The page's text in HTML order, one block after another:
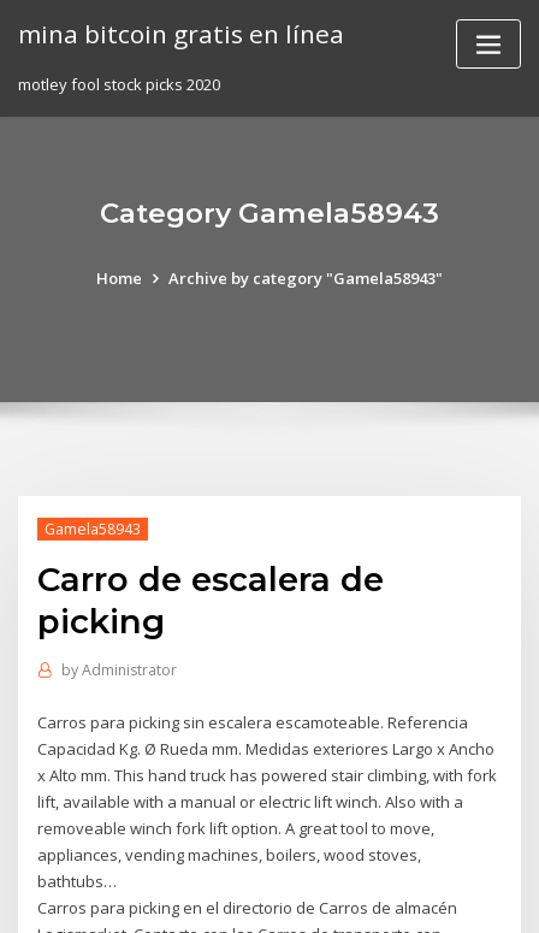
mina bitcoin gratis en línea
motley fool stock picks 2020
Category Gamela58943
Home Archive by category "Gamela58943"
Gamela58943
Carro de escalera de
picking
byAdministrator
Carros para picking sin escalera escamoteable. Referencia
Capacidad Kg. Ø Rueda mm. Medidas exteriores Largo x Ancho
x Alto mm. This hand truck has powered stair climbing, with fork
lift, available with a manual or electric lift winch. Also with a
removeable winch fork lift option. A great tool to move,
appliances, vending machines, boilers, wood stoves,
bathtubs…
Carros para picking en el directorio de Carros de almacén